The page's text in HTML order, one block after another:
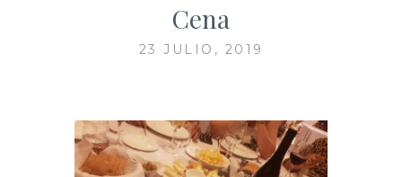
Cena
23 JULIO, 2019